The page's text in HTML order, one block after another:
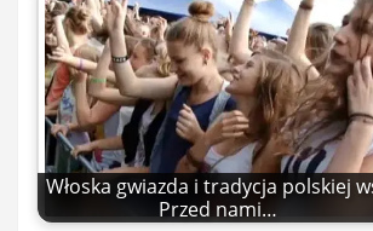
Włoska gwiazda i tradycja polskiej
Przed nami…